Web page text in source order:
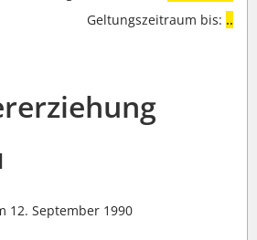
Geltungszeitraum bis: ..
12. September 1990